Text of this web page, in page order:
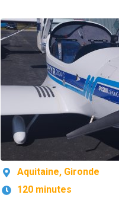
Aquitaine, Gironde
120 minutes